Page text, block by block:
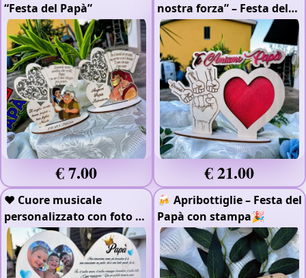
“Festa del Papà”
€ 7.00
nostra forza” – Festa del
Papà 💙- Scritta in Rilievo
- Legno 4mm
- Plexiglass
rosso
€ 21.00
❤️ Cuore musicale
personalizzato con foto e
dedica 🔊- Stampa Raggi
UV
🍻 Apribottiglie – Festa del
Papà con stampa🎉